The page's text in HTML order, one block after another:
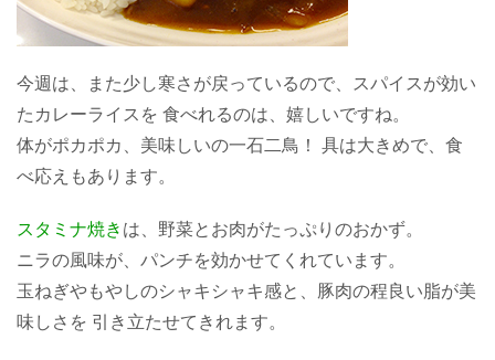
今週は、また少し寒さが戻っているので、スパイスが効い
たカレーライスを 食べれるのは、嬉しいですね。
体がポカポカ、美味しいの一石二鳥！ 具は大きめで、食
べ応えもあります。
スタミナ焼き は、野菜とお肉がたっぷりのおかず。
ニラの風味が、パンチを効かせてくれています。
玉ねぎやもやしのシャキシャキ感と、豚肉の程良い脂が美
味しさを 引き立たせてきれます。